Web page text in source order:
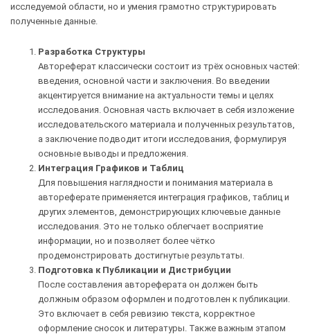
исследуемой области, но и умения грамотно структурировать
полученные данные.
Разработка Структуры
Автореферат классически состоит из трёх основных частей:
введения, основной части и заключения. Во введении
акцентируется внимание на актуальности темы и целях
исследования. Основная часть включает в себя изложение
исследовательского материала и полученных результатов,
а заключение подводит итоги исследования, формулируя
основные выводы и предложения.
Интеграция Графиков и Таблиц
Для повышения наглядности и понимания материала в
автореферате применяется интеграция графиков, таблиц и
других элементов, демонстрирующих ключевые данные
исследования. Это не только облегчает восприятие
информации, но и позволяет более чётко
продемонстрировать достигнутые результаты.
Подготовка к Публикации и Дистрибуции
После составления автореферата он должен быть
должным образом оформлен и подготовлен к публикации.
Это включает в себя ревизию текста, корректное
оформление сносок и литературы. Также важным этапом